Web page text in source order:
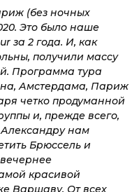
(без ночных
Это было наше
за 2 года. И, как
получили массу
Программа тура
Амстердама, Париж
четко продуманной
и, прежде всего,
нам
Брюссель и
красивой
Варшаву. От всех